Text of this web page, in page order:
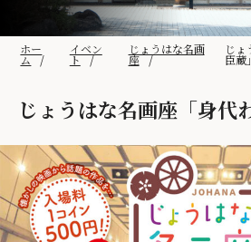
ホー
ム
イベン
ト
じょうはな名画
座
じょ
臣蔵」
じょうはな名画座「身代